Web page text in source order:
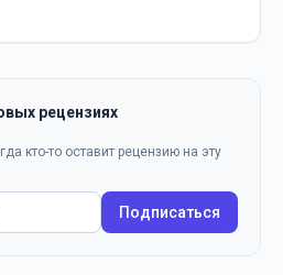
рецензиях
кто-то оставит рецензию на эту
Подписаться